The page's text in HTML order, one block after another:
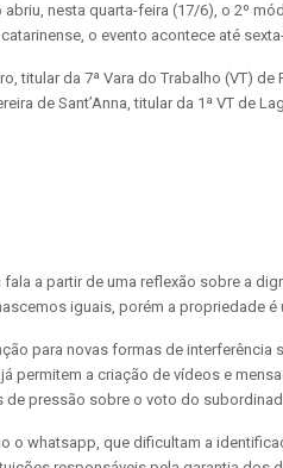
nesta quarta-feira (17/6), o 2º
o evento acontece até
titular da 7ª Vara do Trabalho (VT)
de Sant’Anna, titular da 1ª VT de
a partir de uma reflexão sobre a
iguais, porém a
para novas formas de
a criação de vídeos e
de pressão sobre o voto do
whatsapp, que dificultam a